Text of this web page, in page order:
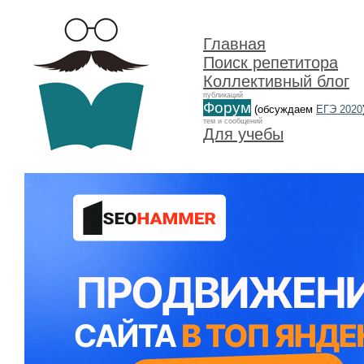
Главная
Поиск репетитора
Коллективный блог
публикаций
Форум (обсуждаем ЕГЭ 2020
тем и сообщений
Для учебы